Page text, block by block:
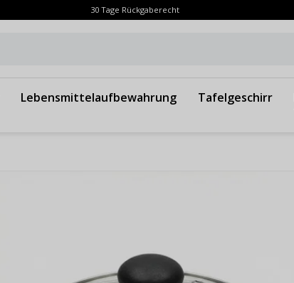
30 Tage Rückgaberecht
Lebensmittelaufbewahrung Tafelgeschirr